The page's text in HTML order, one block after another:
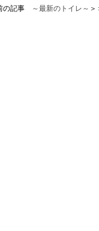
の記事 ～最新のトイレ～ ＞